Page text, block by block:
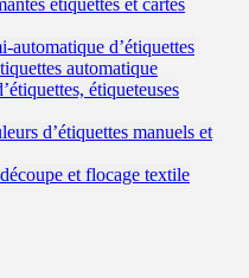
étiquettes et cartes
automatique d’étiquettes
automatique
étiqueteuses
d’étiquettes manuels et
et flocage textile